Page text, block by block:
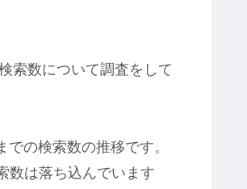
索数について調査をして
の検索数の推移です。
数は落ち込んでいます